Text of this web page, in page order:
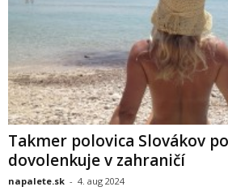
Takmer polovica Slovákov
dovolenkuje v zahraničí
napalete.sk - 4. aug 2024